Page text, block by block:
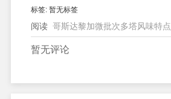
标签: 暂无标签
阅读 哥斯达黎加微批次多塔风味特点
暂无评论